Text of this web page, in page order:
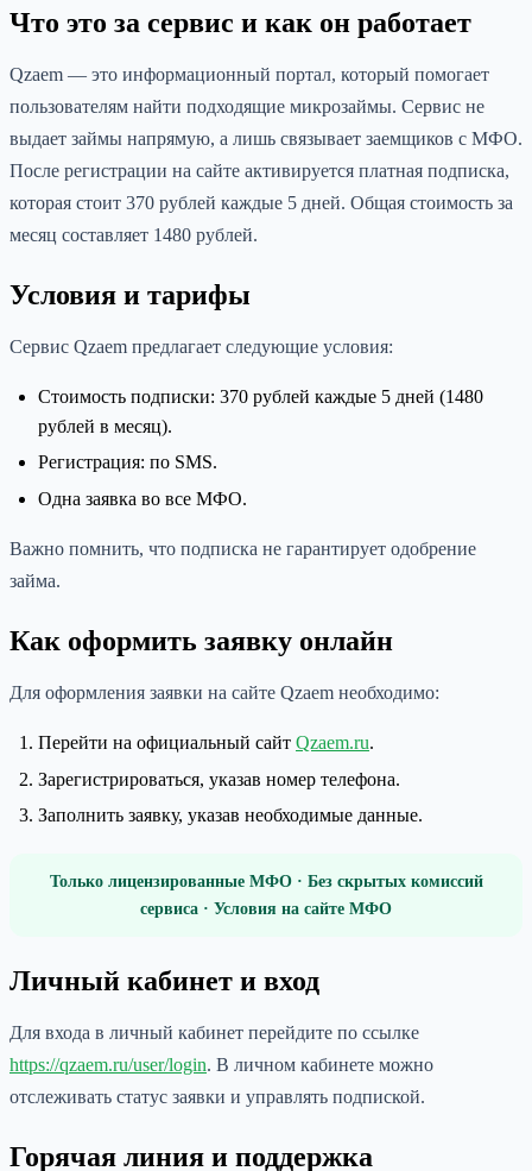
Что это за сервис и как он работает
Qzaem — это информационный портал, который помогает
пользователям найти подходящие микрозаймы. Сервис не
выдает займы напрямую, а лишь связывает заемщиков с МФО.
После регистрации на сайте активируется платная подписка,
которая стоит 370 рублей каждые 5 дней. Общая стоимость за
месяц составляет 1480 рублей.
Условия и тарифы
Сервис Qzaem предлагает следующие условия:
Стоимость подписки: 370 рублей каждые 5 дней (1480
рублей в месяц).
Регистрация: по SMS.
Одна заявка во все МФО.
Важно помнить, что подписка не гарантирует одобрение
займа.
Как оформить заявку онлайн
Для оформления заявки на сайте Qzaem необходимо:
Перейти на официальный сайт Qzaem.ru.
Зарегистрироваться, указав номер телефона.
Заполнить заявку, указав необходимые данные.
Только лицензированные МФО · Без скрытых комиссий
сервиса · Условия на сайте МФО
Личный кабинет и вход
Для входа в личный кабинет перейдите по ссылке
https://qzaem.ru/user/login. В личном кабинете можно
отслеживать статус заявки и управлять подпиской.
Горячая линия и поддержка